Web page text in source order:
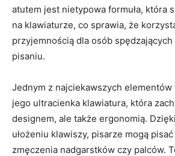
atutem jest nietypowa ⁤formuła,⁢ która
na klawiaturze, co sprawia, że
przyjemnością dla ‌osób
pisaniu.
Jednym z najciekawszych
jego ultracienka⁤ klawiatura, która
designem, ale także ergonomią.
ułożeniu klawiszy, ⁢pisarze ‍mogą
zmęczenia ‍nadgarstków czy palców.